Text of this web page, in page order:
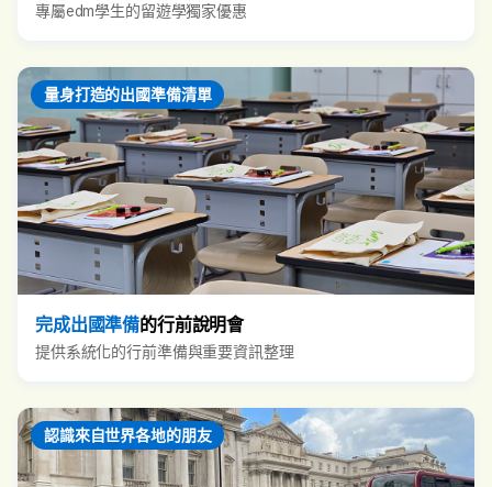
專屬edm學生的留遊學獨家優惠
量身打造的出國準備清單
完成出國準備的行前說明會
提供系統化的行前準備與重要資訊整理
認識來自世界各地的朋友